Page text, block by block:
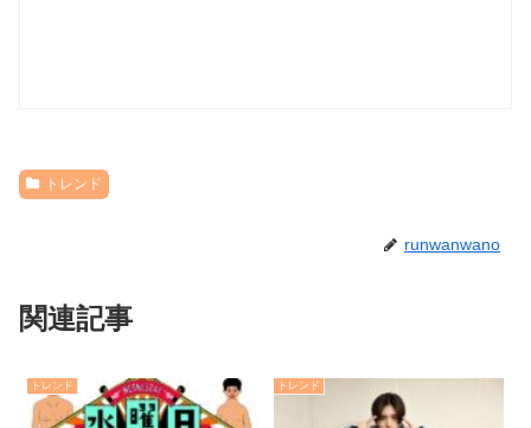
トレンド
runwanwano
関連記事
トレンド トレンド